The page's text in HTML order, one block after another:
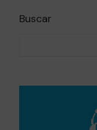
Buscar